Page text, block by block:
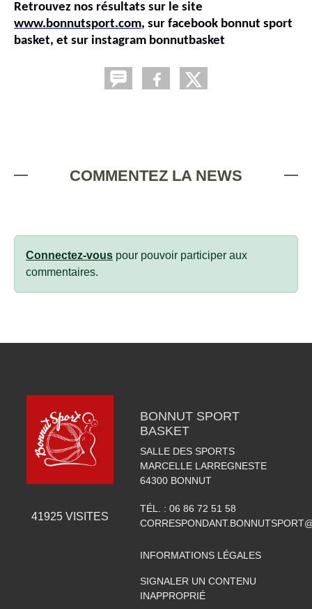
Retrouvez nos résultats sur le site
www.bonnutsport.com, sur facebook bonnut sport
basket, et sur instagram bonnutbasket
COMMENTEZ LA NEWS
Connectez-vous pour pouvoir participer aux
commentaires.
41925VISITES
BONNUT SPORT
BASKET
SALLE DES SPORTS
MARCELLE LARREGNESTE
64300 BONNUT
TÉL. : 06 86 72 51 58
INFORMATIONS LÉGALES
SIGNALER UN CONTENU
INAPPROPRIÉ